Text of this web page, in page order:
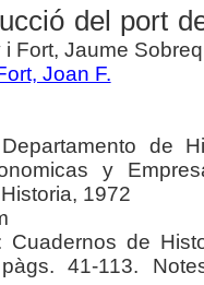
del port
i Fort, Jaume
Joan F.
de
y
1972
Cuadernos de
41-113.